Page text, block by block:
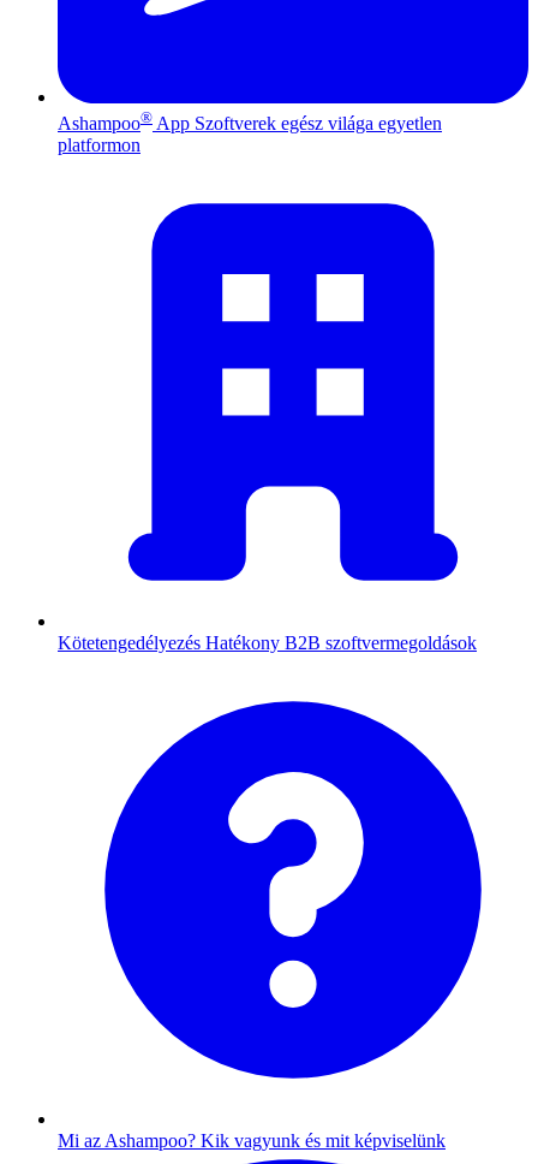
Ashampoo® App Szoftverek egész világa egyetlen
platformon
Kötetengedélyezés Hatékony B2B szoftvermegoldások
Mi az Ashampoo? Kik vagyunk és mit képviselünk